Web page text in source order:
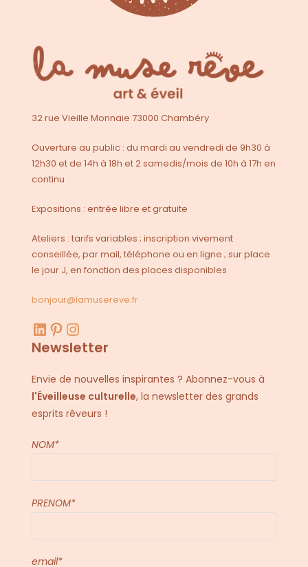
32 rue Vieille Monnaie 73000 Chambéry
Ouverture au public : du mardi au vendredi de 9h30 à
12h30 et de 14h à 18h et 2 samedis/mois de 10h à 17h en
continu
Expositions : entrée libre et gratuite
Ateliers : tarifs variables ; inscription vivement
conseillée, par mail, téléphone ou en ligne ; sur place
le jour J, en fonction des places disponibles
bonjour@lamusereve.fr
LinkedIn Pinterest Instagram
Newsletter
Envie de nouvelles inspirantes ? Abonnez-vous à
l'Éveilleuse culturelle, la newsletter des grands
esprits rêveurs !
NOM*
PRENOM*
email*